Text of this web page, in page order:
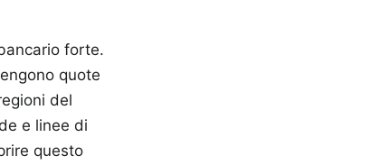
forte.
quote
del
e linee di
questo